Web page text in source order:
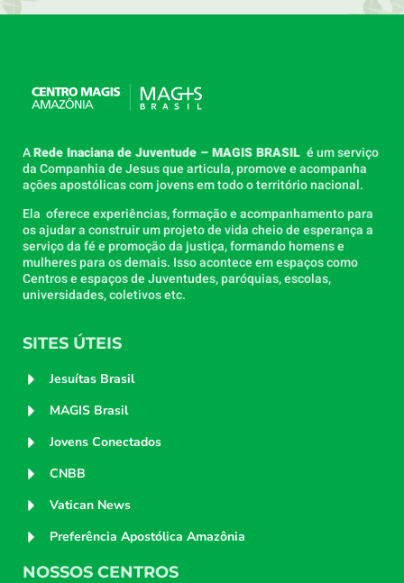
ARede Inaciana de Juventude – MAGIS BRASIL é um serviço
da Companhia de Jesus que articula, promove e acompanha
ações apostólicas com jovens em todo o território nacional.
Ela oferece experiências, formação e acompanhamento para
os ajudar a construir um projeto de vida cheio de esperança a
serviço da fé e promoção da justiça, formando homens e
mulheres para os demais. Isso acontece em espaços como
Centros e espaços de Juventudes, paróquias, escolas,
universidades, coletivos etc.
SITES ÚTEIS
Jesuítas Brasil
MAGIS Brasil
Jovens Conectados
CNBB
Vatican News
Preferência Apostólica Amazônia
NOSSOS CENTROS